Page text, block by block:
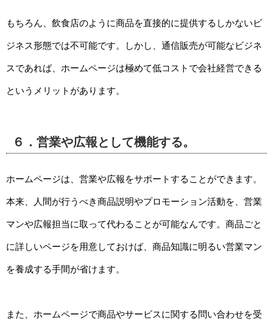
もちろん、飲食店のように商品を直接的に提供するしかないビ
ジネス形態では不可能です。しかし、通信販売が可能なビジネ
スであれば、ホームページは極めて低コストで会社経営できる
というメリットがあります。
６．営業や広報として機能する。
ホームページは、営業や広報をサポートすることができます。
本来、人間が行うべき商品説明やプロモーション活動を、営業
マンや広報担当に取って代わることが可能なんです。商品ごと
に詳しいページを用意しておけば、商品知識に明るい営業マン
を養成する手間が省けます。
また、ホームページで商品やサービスに関する問い合わせを受